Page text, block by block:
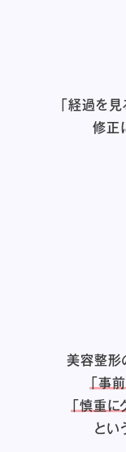
「経過を
修正
美容整形
「事
「慎重
とい